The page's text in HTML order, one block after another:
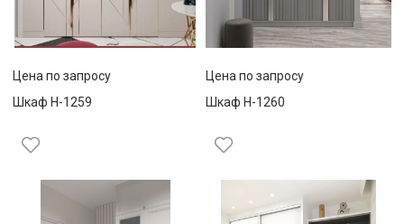
Цена по запросу
Шкаф Н-1259
Цена по запросу
Шкаф Н-1260